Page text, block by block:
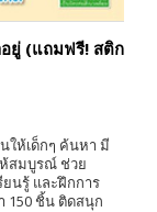
ยู่ (แถมฟรี! สติก
ให้เด็กๆ ค้นหา มี
ห้สมบูรณ์ ช่วย
นรู้ และฝึกการ
150 ชิ้น ติดสนุก